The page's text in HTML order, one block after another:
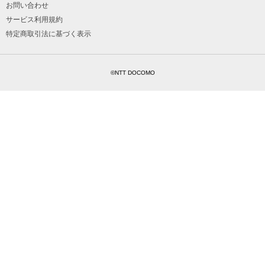
お問い合わせ
サービス利用規約
特定商取引法に基づく表示
©NTT DOCOMO